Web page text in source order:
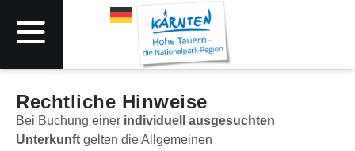
Rechtliche Hinweise
Bei Buchung einer individuell ausgesuchten
Unterkunft gelten die Allgemeinen